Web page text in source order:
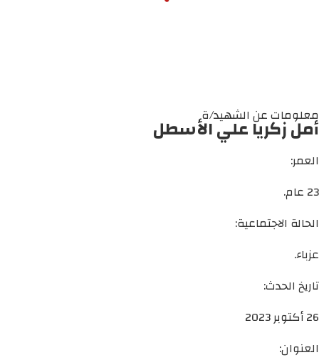
معلومات عن الشهيد/ة
أمل زكريا علي الأسطل
العمر:
23 عام.
الحالة الاجتماعية:
عزباء.
تاريخ الحدث:
26 أكتوبر 2023
العنوان: